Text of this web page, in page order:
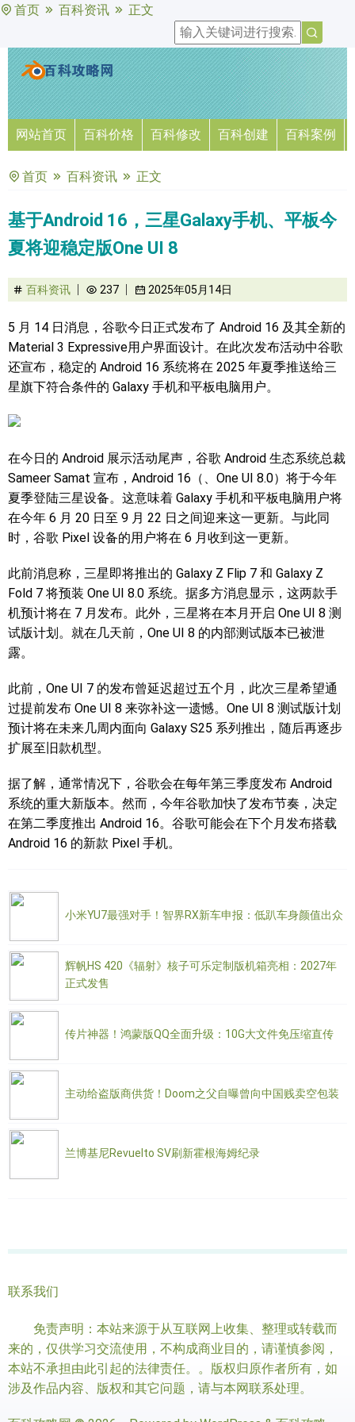
首页 百科资讯 正文
网站首页 百科价格 百科修改 百科创建 百科案例
首页 百科资讯 正文
基于Android 16，三星Galaxy手机、平板今
夏将迎稳定版One UI 8
百科资讯 237 2025年05月14日
5 月 14 日消息，谷歌今日正式发布了 Android 16 及其全新的
Material 3 Expressive用户界面设计。在此次发布活动中谷歌
还宣布，稳定的 Android 16 系统将在 2025 年夏季推送给三
星旗下符合条件的 Galaxy 手机和平板电脑用户。
在今日的 Android 展示活动尾声，谷歌 Android 生态系统总裁
Sameer Samat 宣布，Android 16（、One UI 8.0）将于今年
夏季登陆三星设备。这意味着 Galaxy 手机和平板电脑用户将
在今年 6 月 20 日至 9 月 22 日之间迎来这一更新。与此同
时，谷歌 Pixel 设备的用户将在 6 月收到这一更新。
此前消息称，三星即将推出的 Galaxy Z Flip 7 和 Galaxy Z
Fold 7 将预装 One UI 8.0 系统。据多方消息显示，这两款手
机预计将在 7 月发布。此外，三星将在本月开启 One UI 8 测
试版计划。就在几天前，One UI 8 的内部测试版本已被泄
露。
此前，One UI 7 的发布曾延迟超过五个月，此次三星希望通
过提前发布 One UI 8 来弥补这一遗憾。One UI 8 测试版计划
预计将在未来几周内面向 Galaxy S25 系列推出，随后再逐步
扩展至旧款机型。
据了解，通常情况下，谷歌会在每年第三季度发布 Android
系统的重大新版本。然而，今年谷歌加快了发布节奏，决定
在第二季度推出 Android 16。谷歌可能会在下个月发布搭载
Android 16 的新款 Pixel 手机。
小米YU7最强对手！智界RX新车申报：低趴车身颜值出众
辉帆HS 420《辐射》核子可乐定制版机箱亮相：2027年
正式发售
传片神器！鸿蒙版QQ全面升级：10G大文件免压缩直传
主动给盗版商供货！Doom之父自曝曾向中国贱卖空包装
兰博基尼Revuelto SV刷新霍根海姆纪录
联系我们
免责声明：本站来源于从互联网上收集、整理或转载而
来的，仅供学习交流使用，不构成商业目的，请谨慎参阅，
本站不承担由此引起的法律责任。。版权归原作者所有，如
涉及作品内容、版权和其它问题，请与本网联系处理。